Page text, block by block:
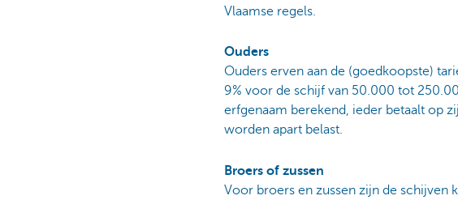
Vlaamse regels.
Ouders
Ouders erven aan de (goedkoopste)
9% voor de schijf van 50.000 tot
erfgenaam berekend, ieder betaalt op
worden apart belast.
Broers of zussen
Voor broers en zussen zijn de schijven